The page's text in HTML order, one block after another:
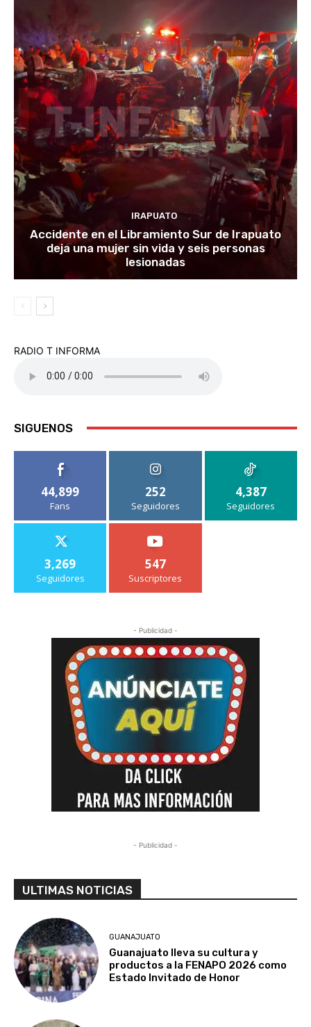
IRAPUATO
Accidente en el Libramiento Sur de Irapuato
deja una mujer sin vida y seis personas
lesionadas
RADIO T INFORMA
SIGUENOS
44,899
Fans
252
Seguidores
4,387
Seguidores
3,269
Seguidores
547
Suscriptores
- Publicidad -
- Publicidad -
ULTIMAS NOTICIAS
GUANAJUATO
Guanajuato lleva su cultura y
productos a la FENAPO 2026 como
Estado Invitado de Honor